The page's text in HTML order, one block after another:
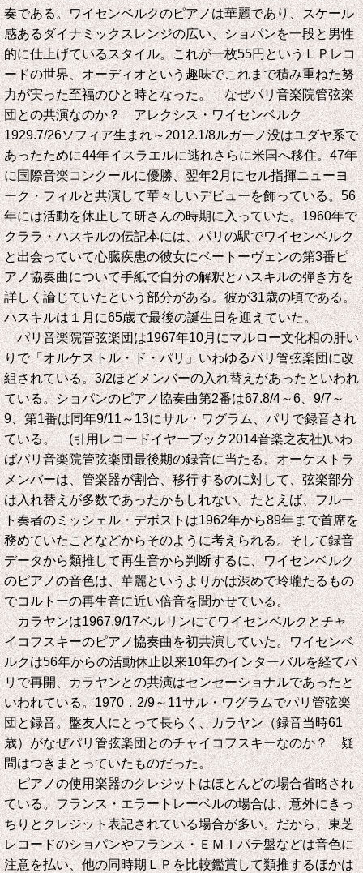
奏である。ワイセンベルクのピアノは華麗であり、スケール
感あるダイナミックスレンジの広い、ショパンを一段と男性
的に仕上げているスタイル。これが一枚55円というＬＰレコ
ードの世界、オーディオという趣味でこれまで積み重ねた努
力が実った至福のひと時となった。 なぜパリ音楽院管弦楽
団との共演なのか？ アレクシス・ワイセンベルク
1929.7/26ソフィア生まれ～2012.1/8ルガーノ没はユダヤ系で
あったために44年イスラエルに逃れさらに米国へ移住。47年
に国際音楽コンクールに優勝、翌年2月にセル指揮ニューヨ
ーク・フィルと共演して華々しいデビューを飾っている。56
年には活動を休止して研さんの時期に入っていた。1960年で
クララ・ハスキルの伝記本には、パリの駅でワイセンベルク
と出会っていて心臓疾患の彼女にベートーヴェンの第3番ピ
アノ協奏曲について手紙で自分の解釈とハスキルの弾き方を
詳しく論じていたという部分がある。彼が31歳の頃である。
ハスキルは１月に65歳で最後の誕生日を迎えていた。
パリ音楽院管弦楽団は1967年10月にマルロー文化相の肝い
りで「オルケストル・ド・パリ」いわゆるパリ管弦楽団に改
組されている。3/2ほどメンバーの入れ替えがあったといわれ
ている。ショパンのピアノ協奏曲第2番は67.8/4～6、9/7～
9、第1番は同年9/11～13にサル・ワグラム、パリで録音され
ている。 (引用レコードイヤーブック2014音楽之友社)いわ
ばパリ音楽院管弦楽団最後期の録音に当たる。オーケストラ
メンバーは、管楽器が割合、移行するのに対して、弦楽部分
は入れ替えが多数であったかもしれない。たとえば、フルー
ト奏者のミッシェル・デボストは1962年から89年まで首席を
務めていたことなどからそのように考えられる。そして録音
データから類推して再生音から判断するに、ワイセンベルク
のピアノの音色は、華麗というよりかは渋めで玲瓏たるもの
でコルトーの再生音に近い倍音を聞かせている。
カラヤンは1967.9/17ベルリンにてワイセンベルクとチャ
イコフスキーのピアノ協奏曲を初共演していた。ワイセンベ
ルクは56年からの活動休止以来10年のインターバルを経てパ
リで再開、カラヤンとの共演はセンセーショナルであったと
いわれている。1970．2/9～11サル・ワグラムでパリ管弦楽
団と録音。盤友人にとって長らく、カラヤン（録音当時61
歳）がなぜパリ管弦楽団とのチャイコフスキーなのか？ 疑
問はつきまとっていたものだった。
ピアノの使用楽器のクレジットはほとんどの場合省略され
ている。フランス・エラートレーベルの場合は、意外にきっ
ちりとクレジット表記されている場合が多い。だから、東芝
レコードのショパンやフランス・ＥＭＩパテ盤などは音色に
注意を払い、他の同時期ＬＰを比較鑑賞して類推するほかは